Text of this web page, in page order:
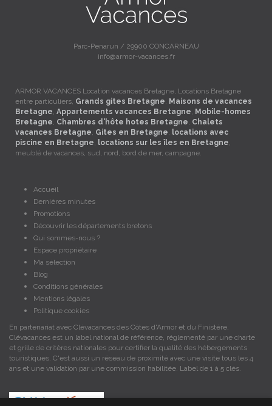
Parc-Penarun / 29900 CONCARNEAU
info@armor-vacances.fr
ARMOR VACANCES Location vacances Bretagne, Locations Bretagne
entre particuliers, Grands gites Bretagne, Maisons de vacances
Bretagne, Appartements vacances Bretagne, Mobile-homes
Bretagne, Chambres d'hôte hotes Bretagne, Chalets
vacances Bretagne, Gites en Bretagne, locations avec
piscine en Bretagne, locations sur les îles en Bretagne,
meublé de vacances, sud, nord, bord de mer, campagne.
Accueil
Dernières minutes
Promotions
Découvrir les départements bretons
Qui sommes-nous ?
Espace propriétaire
Ma sélection
Blog
Conditions générales
Mentions légales
Politique cookies
En partenariat avec Clévacances des Côtes d'Armor et du Finistère,
Clévacances est un label national de référence, réglementé par une charte
et grille de critères nationales pour certifier la qualité des hébergements
touristiques. C'est aussi un réseau de proximité avec une visite tous les 4
ans et une validation par une commission habilitée. Label de 1 à 5 clés.